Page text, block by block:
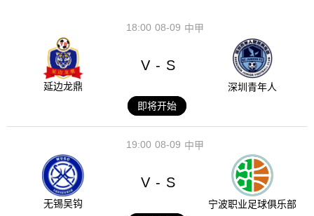
08-09
18:00 中甲
延边龙鼎
V - S
深圳青年人
即将开始
08-09
19:00 中甲
无锡吴钩
V - S
宁波职业足球俱乐部